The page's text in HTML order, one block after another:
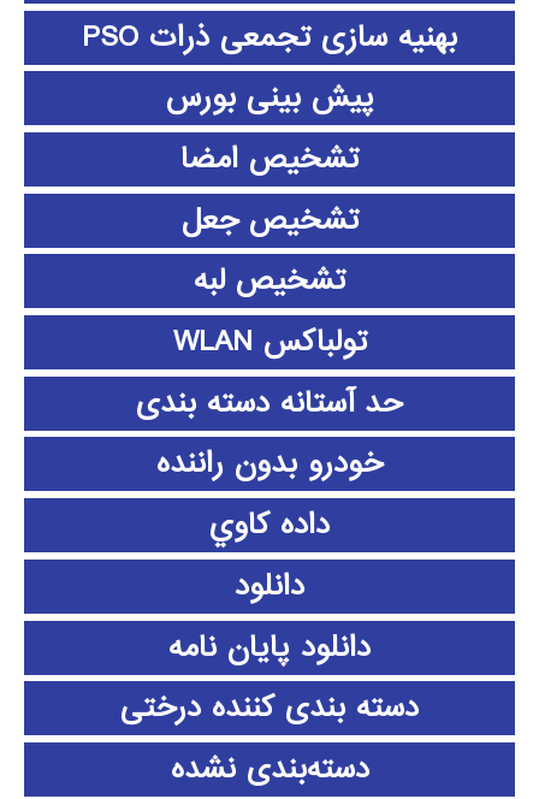
بهنیه سازی تجمعی ذرات PSO
پیش بینی بورس
تشخیص امضا
تشخیص جعل
تشخیص لبه
تولباکس WLAN
حد آستانه دسته بندی
خودرو بدون راننده
داده كاوي
دانلود
دانلود پايان نامه
دسته بندی کننده درختی
دسته‌بندی نشده